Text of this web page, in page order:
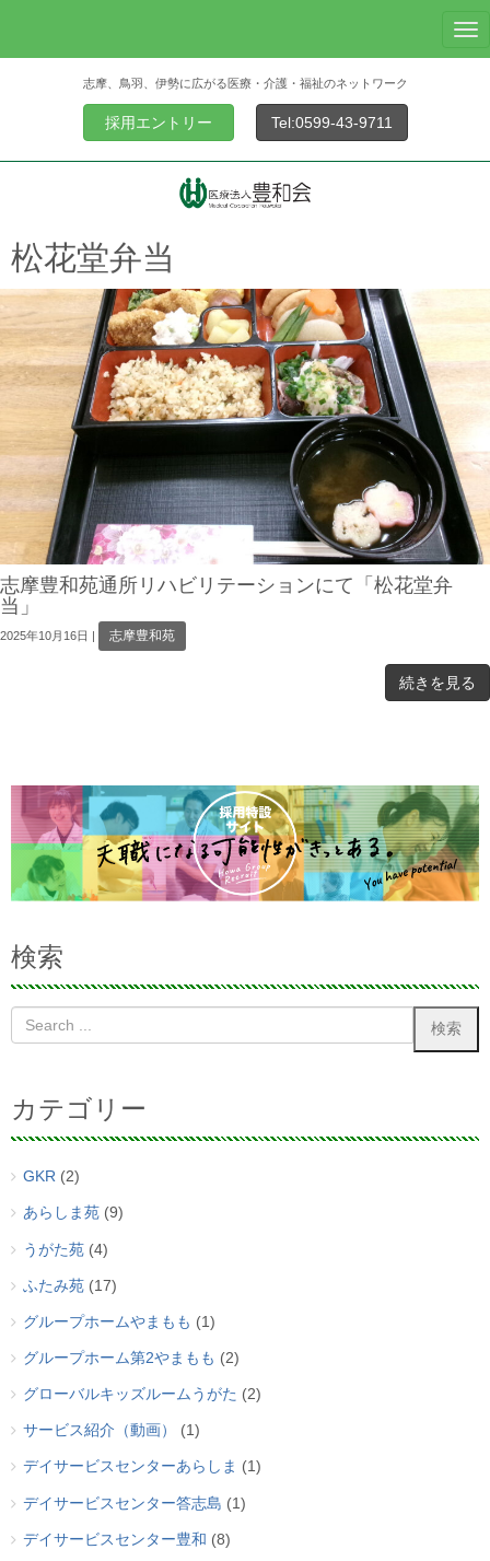
N
a
a
志摩、鳥羽、伊勢に広がる医療・介護・福祉のネットワーク
採用エントリー Tel:0599-43-9711
松花堂弁当
志摩豊和苑通所リハビリテーションにて「松花堂弁
当」
2025年10月16日 | 志摩豊和苑
続きを見る
検索
カテゴリー
GKR (2)
あらしま苑 (9)
うがた苑 (4)
ふたみ苑 (17)
グループホームやまもも (1)
グループホーム第2やまもも (2)
グローバルキッズルームうがた (2)
サービス紹介（動画） (1)
デイサービスセンターあらしま (1)
デイサービスセンター答志島 (1)
デイサービスセンター豊和 (8)